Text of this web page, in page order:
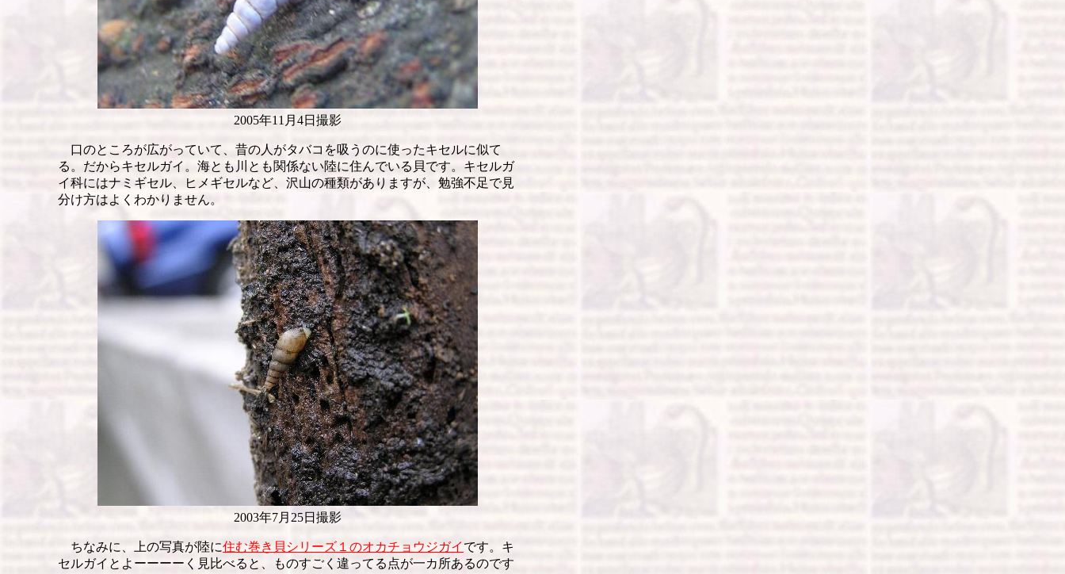
2005年11月4日撮影
口のところが広がっていて、昔の人がタバコを吸うのに使ったキセルに似て
る。だからキセルガイ。海とも川とも関係ない陸に住んでいる貝です。キセルガ
イ科にはナミギセル、ヒメギセルなど、沢山の種類がありますが、勉強不足で見
分け方はよくわかりません。
2003年7月25日撮影
ちなみに、上の写真が陸に住む巻き貝シリーズ１のオカチョウジガイです。キ
セルガイとよーーーーく見比べると、ものすごく違ってる点が一カ所あるのです